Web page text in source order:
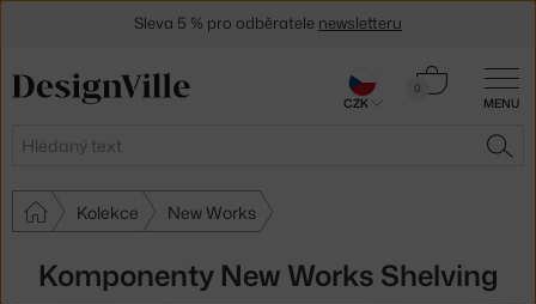
MENU
Hledat
0
Košík
Kolekce New Works
Komponenty New Works Shelving
Sleva 5 % pro odběratele newsletteru
CZK